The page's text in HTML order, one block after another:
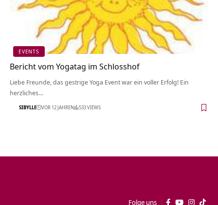
EVENTS
Bericht vom Yogatag im Schlosshof
Liebe Freunde, das gestrige Yoga Event war ein voller Erfolg! Ein
herzliches…
SIBYLLE VOR 12 JAHREN 533 VIEWS
Folge uns